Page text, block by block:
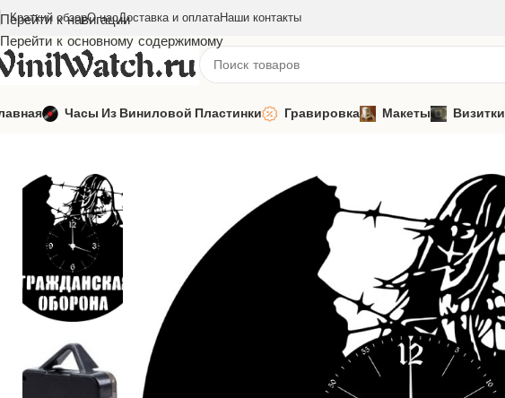
Перейти к навигации
Перейти к основному содержимому
Краткий обзорО насДоставка и оплатаНаши контакты
Часы Из Виниловой Пластинки Гравировка Макеты Визитки
Главная
Русская музыка Гражданская Оборона